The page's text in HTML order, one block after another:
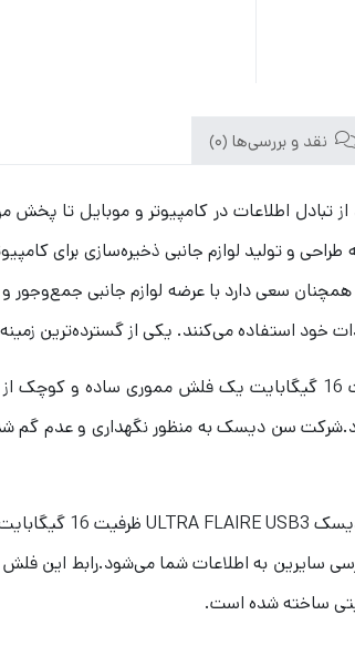
نقد و بررسی‌ها (0)
است که از سال 1988 تاکنون به طراحی و تولید لوازم
همچنان سعی دارد با عرضه لوازم جانبی
خود استفاده می‌کنند. یکی از
سن دیسک به منظور نگهداری و عدم گم